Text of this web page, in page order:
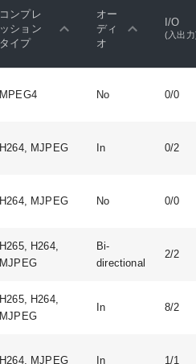
コンプレ
ッション
タイプ
オー
ディ
オ
I/O
(入出力
MPEG4 No 0/0
H264, MJPEG In 0/2
H264, MJPEG No 0/0
H265, H264,
MJPEG
Bi-
directional
2/2
H265, H264,
MJPEG
In 8/2
H264, MJPEG In 1/1